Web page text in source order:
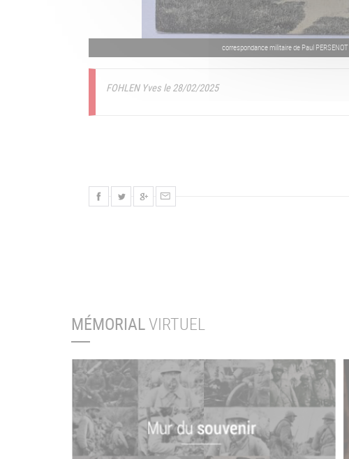
correspondance militaire de Paul PERSENOT
FOHLEN Yves le 28/02/2025
MÉMORIALVIRTUEL